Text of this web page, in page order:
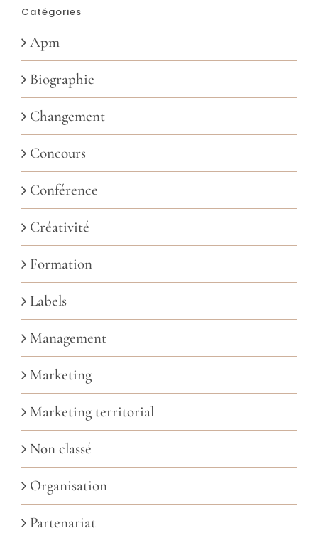
Catégories
Apm
Biographie
Changement
Concours
Conférence
Créativité
Formation
Labels
Management
Marketing
Marketing territorial
Non classé
Organisation
Partenariat